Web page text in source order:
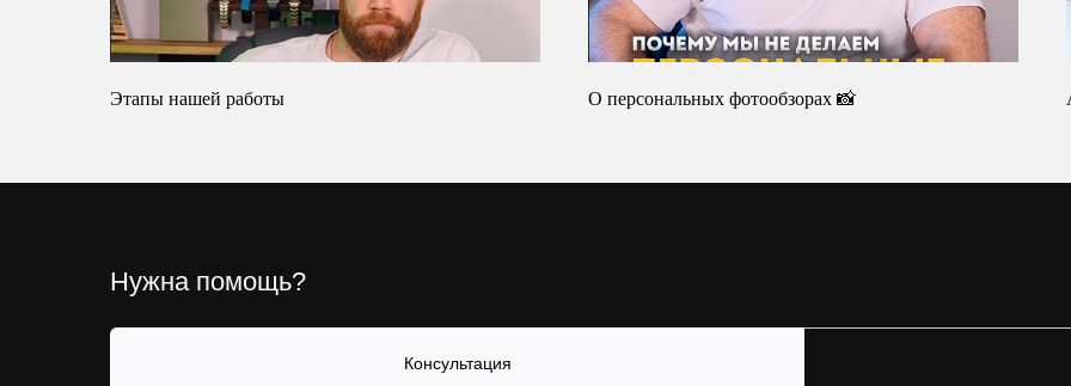
Этапы нашей работы О персональных фотообзорах 📸
Нужна помощь?
Консультация